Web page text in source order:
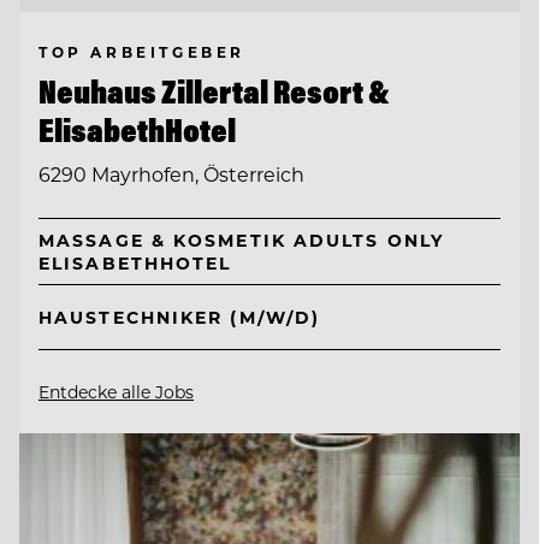
TOP ARBEITGEBER
Neuhaus Zillertal Resort &
ElisabethHotel
6290 Mayrhofen, Österreich
MASSAGE & KOSMETIK ADULTS ONLY
ELISABETHHOTEL
HAUSTECHNIKER (M/W/D)
Entdecke alle Jobs